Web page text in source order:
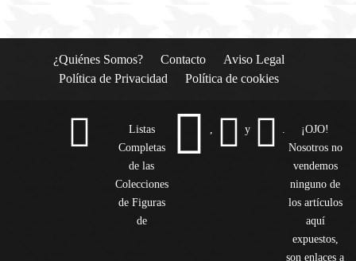
¿Quiénes Somos? Contacto
Aviso Legal
Política de Privacidad
Política de cookies
Listas
Completas
de las
Colecciones
de Figuras
de
, y .
¡OJO!
Nosotros no
vendemos
ninguno de
los artículos
aquí
expuestos,
son enlaces a